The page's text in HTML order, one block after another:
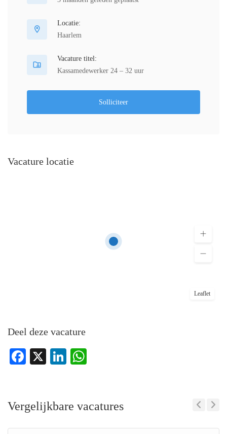
Locatie:
Haarlem
Vacature titel:
Kassamedewerker 24 – 32 uur
Solliciteer
Vacature locatie
Leaflet
Deel deze vacature
Facebook
X LinkedIn
Vergelijkbare vacatures